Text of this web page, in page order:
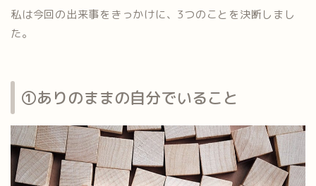
私は今回の出来事をきっかけに、3つのことを決断しまし
た。
①ありのままの自分でいること